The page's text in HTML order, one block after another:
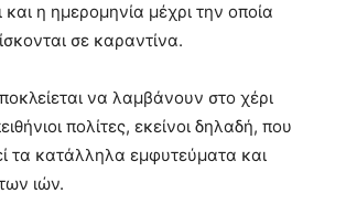
η ημερομηνία μέχρι την οποία
σε καραντίνα.
να λαμβάνουν στο χέρι
πολίτες, εκείνοι δηλαδή, που
τα κατάλληλα εμφυτεύματα και
ιών.